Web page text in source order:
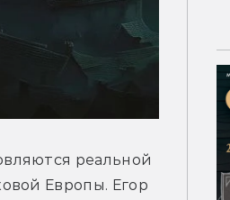
реальной
Европы. Егор